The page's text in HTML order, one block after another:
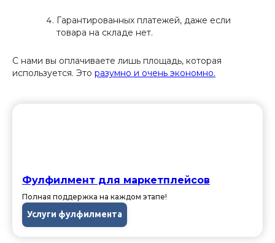
Гарантированных платежей, даже если
товара на складе нет.
С нами вы оплачиваете лишь площадь, которая
используется. Это разумно и очень экономно.
Фулфилмент для маркетплейсов
Полная поддержка на каждом этапе!
Услуги фулфилмента